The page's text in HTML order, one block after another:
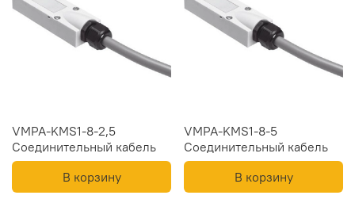
VMPA-KMS1-8-2,5
Соединительный кабель
В корзину
VMPA-KMS1-8-5
Соединительный кабель
В корзину